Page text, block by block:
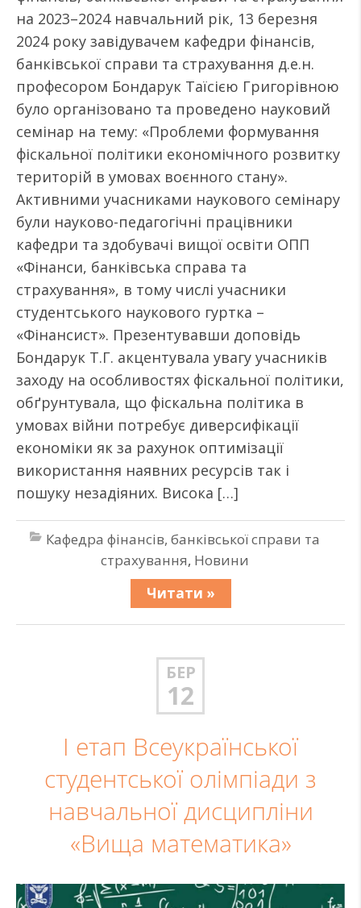
на 2023–2024 навчальний рік, 13 березня
2024 року завідувачем кафедри фінансів,
банківської справи та страхування д.е.н.
професором Бондарук Таїсією Григорівною
було організовано та проведено науковий
семінар на тему: «Проблеми формування
фіскальної політики економічного розвитку
територій в умовах воєнного стану».
Активними учасниками наукового семінару
були науково-педагогічні працівники
кафедри та здобувачі вищої освіти ОПП
«Фінанси, банківська справа та
страхування», в тому числі учасники
студентського наукового гуртка –
«Фінансист». Презентувавши доповідь
Бондарук Т.Г. акцентувала увагу учасників
заходу на особливостях фіскальної політики,
обґрунтувала, що фіскальна політика в
умовах війни потребує диверсифікації
економіки як за рахунок оптимізації
використання наявних ресурсів так і
пошуку незадіяних. Висока […]
Кафедра фінансів, банківської справи та
страхування, Новини
Читати »
БЕР
12
І етап Всеукраїнської
студентської олімпіади з
навчальної дисципліни
«Вища математика»